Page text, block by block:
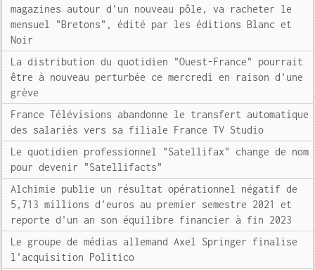
magazines autour d'un nouveau pôle, va racheter le
mensuel "Bretons", édité par les éditions Blanc et
Noir
La distribution du quotidien "Ouest-France" pourrait
être à nouveau perturbée ce mercredi en raison d'une
grève
France Télévisions abandonne le transfert automatique
des salariés vers sa filiale France TV Studio
Le quotidien professionnel "Satellifax" change de nom
pour devenir "Satellifacts"
Alchimie publie un résultat opérationnel négatif de
5,713 millions d'euros au premier semestre 2021 et
reporte d'un an son équilibre financier à fin 2023
Le groupe de médias allemand Axel Springer finalise
l'acquisition Politico